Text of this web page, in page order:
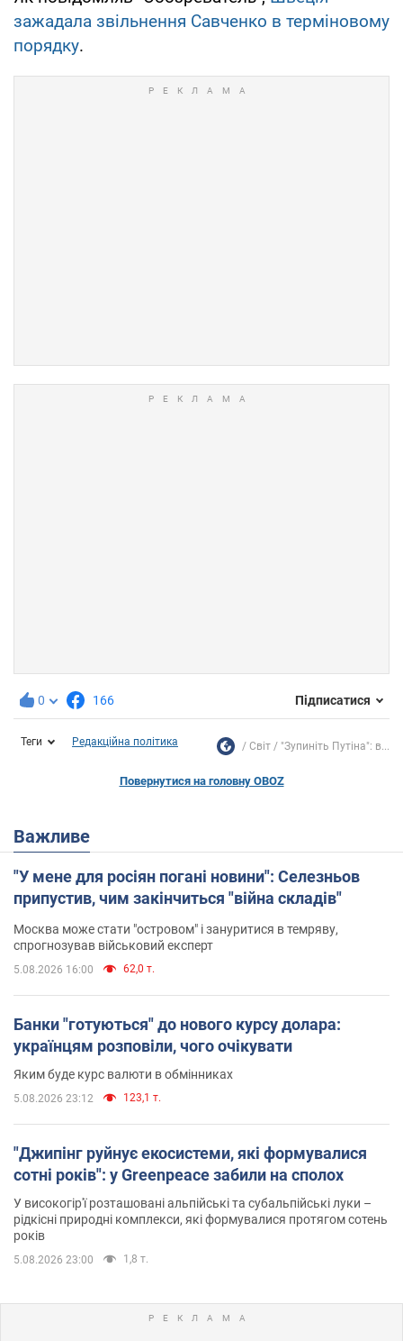
зажадала звільнення Савченко в терміновому
порядку.
0 166 Підписатися
Теги Редакційна політика Світ "Зупиніть Путіна": в...
Повернутися на головну OBOZ
Важливе
"У мене для росіян погані новини": Селезньов
припустив, чим закінчиться "війна складів"
Москва може стати "островом" і зануритися в темряву,
спрогнозував військовий експерт
5.08.2026 16:00 62,0 т.
Банки "готуються" до нового курсу долара:
українцям розповіли, чого очікувати
Яким буде курс валюти в обмінниках
5.08.2026 23:12 123,1 т.
"Джипінг руйнує екосистеми, які формувалися
сотні років": у Greenpeace забили на сполох
У високогір'ї розташовані альпійські та субальпійські луки –
рідкісні природні комплекси, які формувалися протягом сотень
років
5.08.2026 23:00 1,8 т.